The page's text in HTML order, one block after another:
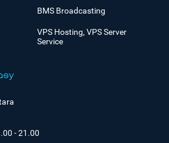
BMS Broadcasting
VPS Hosting, VPS Server
Service
- 21.00